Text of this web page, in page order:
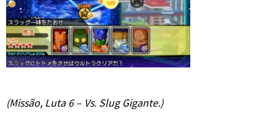
(Missão, Luta 6 – Vs. Slug Gigante.)